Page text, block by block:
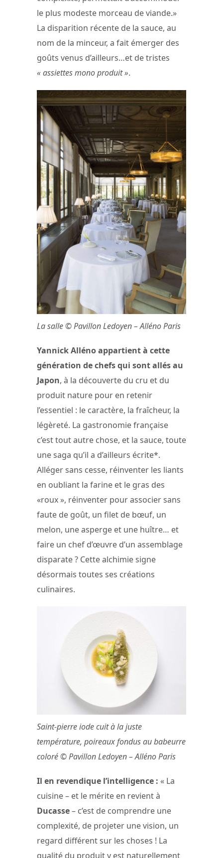
le plus modeste morceau de viande.»
La disparition récente de la sauce, au
nom de la minceur, a fait émerger des
goûts venus d’ailleurs…et de tristes
« assiettes mono produit ».
La salle © Pavillon Ledoyen – Alléno Paris
Yannick Alléno appartient à cette
génération de chefs qui sont allés au
Japon, à la découverte du cru et du
produit nature pour en retenir
l’essentiel : le caractère, la fraîcheur, la
légèreté. La gastronomie française
c’est tout autre chose, et la sauce, toute
une saga qu’il a d’ailleurs écrite*.
Alléger sans cesse, réinventer les liants
en oubliant la farine et le gras des
«roux », réinventer pour associer sans
faute de goût, un filet de bœuf, un
melon, une asperge et une huître… et
faire un chef d’œuvre d’un assemblage
disparate ? Cette alchimie signe
désormais toutes ses créations
culinaires.
Saint-pierre iode cuit à la juste
température, poireaux fondus au babeurre
coloré © Pavillon Ledoyen – Alléno Paris
Il en revendique l’intelligence : « La
cuisine – et le mérite en revient à
Ducasse– c’est de comprendre une
complexité, de projeter une vision, un
regard différent sur les choses ! La
qualité du produit y est naturellement